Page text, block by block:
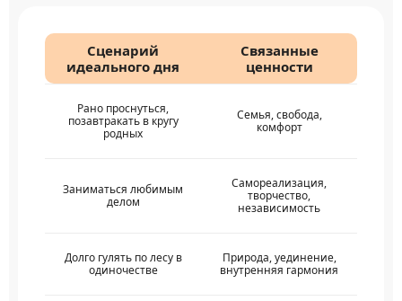
Сценарий
идеального дня
Связанные
ценности
Рано проснуться,
позавтракать в кругу
родных
Семья, свобода,
комфорт
Заниматься любимым
делом
Самореализация,
творчество,
независимость
Долго гулять по лесу в
одиночестве
Природа, уединение,
внутренняя гармония